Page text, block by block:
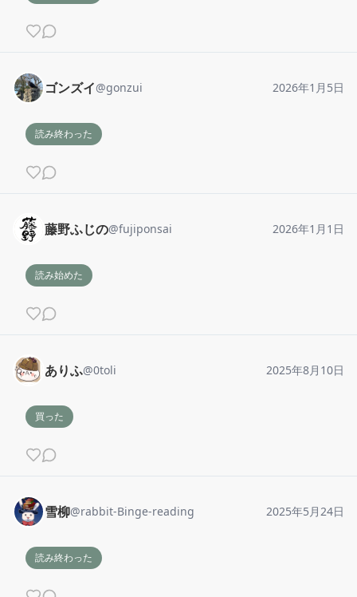
ゴンズイ@gonzui 2026年1月5日
読み終わった
藤野ふじの@fujiponsai 2026年1月1日
読み始めた
ありふ@0toli 2025年8月10日
買った
雪柳@rabbit-Binge-reading 2025年5月24日
読み終わった